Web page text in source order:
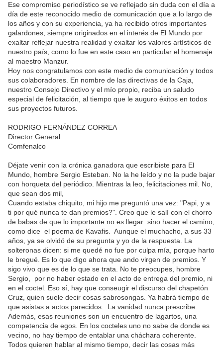
Ese compromiso periodístico se ve reflejado sin duda con el día a
día de este reconocido medio de comunicación que a lo largo de
los años y con su experiencia, ya ha recibido otros importantes
galardones, siempre originados en el interés de El Mundo por
exaltar reflejar nuestra realidad y exaltar los valores artísticos de
nuestro país, como lo fue en este caso en particular el homenaje
al maestro Manzur.
Hoy nos congratulamos con este medio de comunicación y todos
sus colaboradores. En nombre de las directivas de la Caja,
nuestro Consejo Directivo y el mío propio, reciba un saludo
especial de felicitación, al tiempo que le auguro éxitos en todos
sus proyectos futuros.
RODRIGO FERNÁNDEZ CORREA
Director General
Comfenalco
Déjate venir con la crónica ganadora que escribiste para El
Mundo, hombre Sergio Esteban. No la he leído y no la pude bajar
con horqueta del periódico. Mientras la leo, felicitaciones mil. No,
que sean dos mil,
Cuando estaba chiquito, mi hijo me preguntó una vez: "Papi, y a
ti por qué nunca te dan premios?". Creo que le salí con el chorro
de babas de que lo importante no es llegar sino hacer el camino,
como dice el poema de Kavafis. Aunque el muchacho, a sus 33
años, ya se olvidó de su pregunta y yo de la respuesta. La
solteronas dicen: si me quedé no fue por culpa mía, porque harto
le bregué. Es lo que digo ahora que ando virgen de premios. Y
sigo vivo que es de lo que se trata. No te preocupes, hombre
Sergio, por no haber estado en el acto de entrega del premio, ni
en el coctel. Eso sí, hay que conseugir el discurso del chapetón
Cruz, quien suele decir cosas sabrosongas. Ya habrá tiempo de
que asistas a actos parecidos. La vanidad nunca prescribe.
Además, esas reuniones son un encuentro de lagartos, una
competencia de egos. En los cocteles uno no sabe de donde es
vecino, no hay tiempo de entablar una cháchara coherente.
Todos quieren hablar al mismo tiempo, decir las cosas más